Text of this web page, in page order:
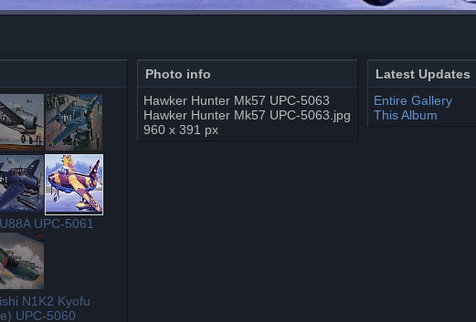
Photo info
Hawker Hunter Mk57 UPC-5063
Hawker Hunter Mk57 UPC-5063.jpg
960 x 391 px
Latest Updates
Entire Gallery
This Album